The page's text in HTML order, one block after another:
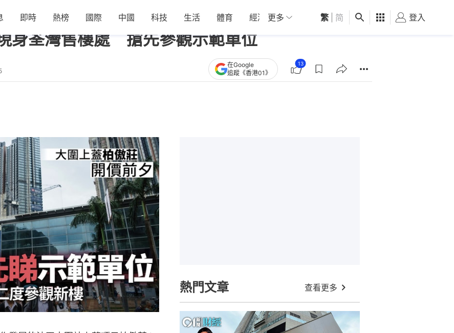
即時 熱榜 國際 中國 科技 生活 體育 經濟 01深圳 觀點 健康 好食玩飛
更多 繁 简 登入
身荃灣售樓處 搶先參觀示範單位
在Google
追蹤《香港01》
13
熱門文章 查看更多